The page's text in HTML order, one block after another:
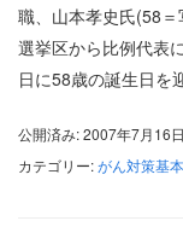
職、山本孝史氏(58
選挙区から比例代表
日に58歳の誕生日を
公開済み: 2007年7月16日
カテゴリー:がん対策基